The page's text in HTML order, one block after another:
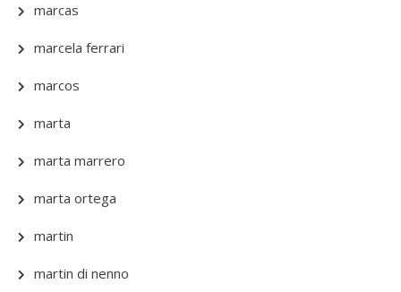
marcas
marcela ferrari
marcos
marta
marta marrero
marta ortega
martin
martin di nenno